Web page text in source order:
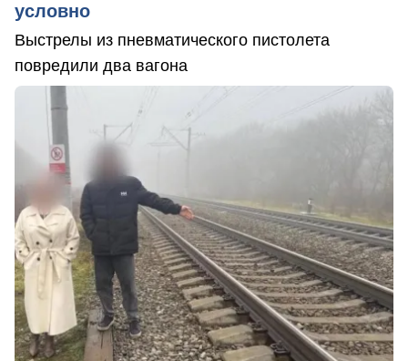
условно
Выстрелы из пневматического пистолета
повредили два вагона